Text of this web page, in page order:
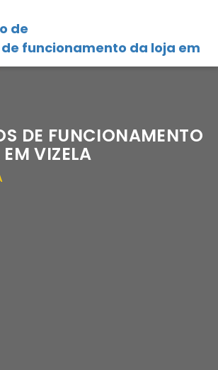
de
funcionamento da loja em
DE FUNCIONAMENTO
VIZELA